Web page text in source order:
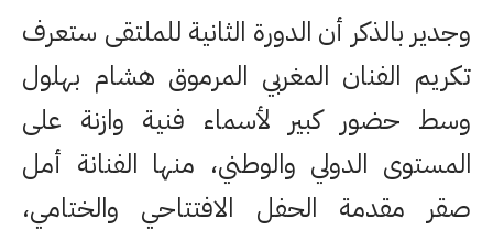
وجدير بالذكر أن الدورة الثانية للملتقى ستعرف
تكريم الفنان المغربي المرموق هشام بهلول
وسط حضور كبير لأسماء فنية وازنة على
المستوى الدولي والوطني، منها الفنانة أمل
صقر مقدمة الحفل الافتتاحي والختامي،